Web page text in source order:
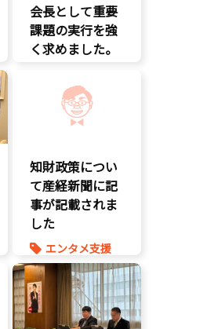
会長として重要
課題の実行を強
く求めました。
環境部会
知的財産
知財政策につい
て産経新聞に記
事が記載されま
した
エンタメ支援
エンタメ産業
促進
報道記事
知的財産